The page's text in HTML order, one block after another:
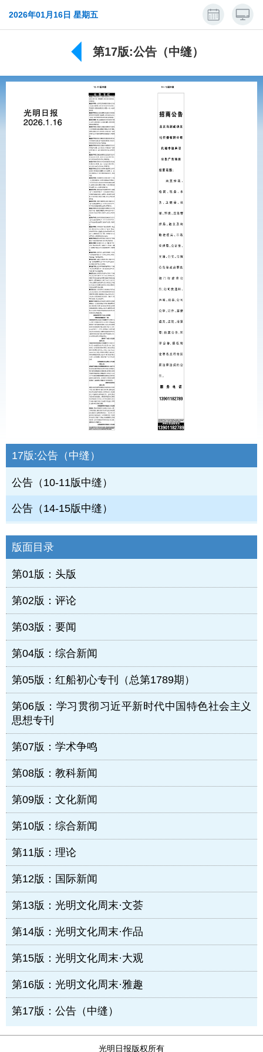
2026年01月16日 星期五
第17版:公告（中缝）
17版:公告（中缝）
公告（10-11版中缝）
公告（14-15版中缝）
版面目录
第01版：头版
第02版：评论
第03版：要闻
第04版：综合新闻
第05版：红船初心专刊（总第1789期）
第06版：学习贯彻习近平新时代中国特色社会主义
思想专刊
第07版：学术争鸣
第08版：教科新闻
第09版：文化新闻
第10版：综合新闻
第11版：理论
第12版：国际新闻
第13版：光明文化周末·文荟
第14版：光明文化周末·作品
第15版：光明文化周末·大观
第16版：光明文化周末·雅趣
第17版：公告（中缝）
光明日报版权所有